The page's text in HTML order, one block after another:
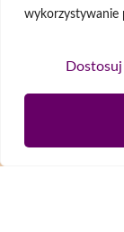
wykorzystywanie
Dostosuj
Newsletter